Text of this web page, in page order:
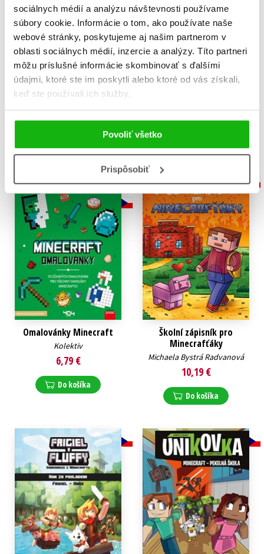
sociálnych médií a analýzu návštevnosti používame
súbory cookie. Informácie o tom, ako používate naše
webové stránky, poskytujeme aj našim partnerom v
oblasti sociálnych médií, inzercie a analýzy. Títo partneri
môžu príslušné informácie skombinovať s ďalšími
údajmi, ktoré ste im poskytli alebo ktoré od vás získali,
keď ste používali ich služby.
Povoliť všetko
Prispôsobiť
Únikovka - Minecraft 2
14,02 €
Kompletní příručka –
Minecraft
14,02 €
Omalovánky Minecraft
Kolektiv
6,79 €
Do košíka
Školní zápisník pro
Minecrafťáky
Michaela Bystrá Radvanová
10,19 €
Do košíka